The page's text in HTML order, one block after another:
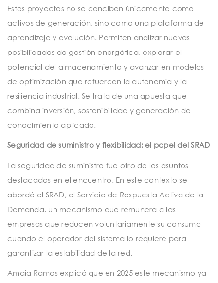
Estos proyectos no se conciben únicamente como
activos de generación, sino como una plataforma de
aprendizaje y evolución. Permiten analizar nuevas
posibilidades de gestión energética, explorar el
potencial del almacenamiento y avanzar en modelos
de optimización que refuercen la autonomía y la
resiliencia industrial. Se trata de una apuesta que
combina inversión, sostenibilidad y generación de
conocimiento aplicado.
Seguridad de suministro y flexibilidad: el papel del SRAD
La seguridad de suministro fue otro de los asuntos
destacados en el encuentro. En este contexto se
abordó el SRAD, el Servicio de Respuesta Activa de la
Demanda, un mecanismo que remunera a las
empresas que reducen voluntariamente su consumo
cuando el operador del sistema lo requiere para
garantizar la estabilidad de la red.
Amaia Ramos explicó que en 2025 este mecanismo ya